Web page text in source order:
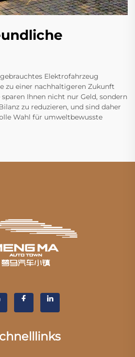
Elektrofahrzeug
zu einer nachhaltigeren Zukunft
sparen Ihnen nicht nur Geld, sondern
zu reduzieren, und sind daher
Wahl für umweltbewusste